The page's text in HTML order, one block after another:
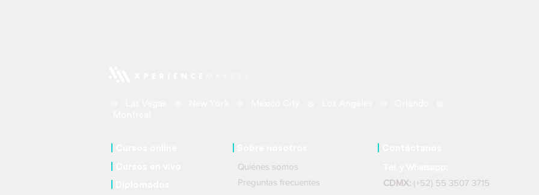
Quiénes somos
Preguntas frecuentes
CDMX: (+52) 55 3507 3715